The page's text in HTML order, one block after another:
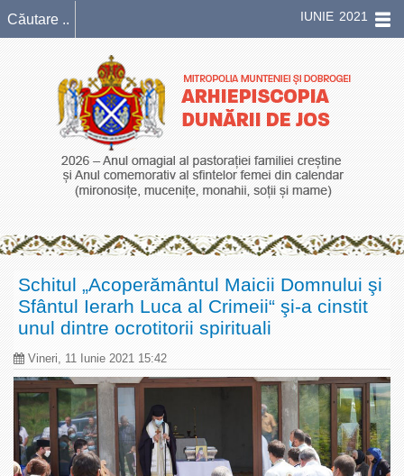
IUNIE 2021
Schitul „Acoperământul Maicii Domnului şi
Sfântul Ierarh Luca al Crimeii“ şi-a cinstit
unul dintre ocrotitorii spirituali
Vineri, 11 Iunie 2021 15:42